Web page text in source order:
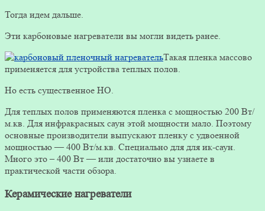
Тогда идем дальше.
Эти карбоновые нагреватели вы могли видеть ранее.
Такая пленка массово
применяется для устройства теплых полов.
Но есть существенное НО.
Для теплых полов применяются пленка с мощностью 200 Вт/
м.кв. Для инфракрасных саун этой мощности мало. Поэтому
основные производители выпускают пленку с удвоенной
мощностью — 400 Вт/м.кв. Специально для для ик-саун.
Много это – 400 Вт — или достаточно вы узнаете в
практической части обзора.
Керамические нагреватели